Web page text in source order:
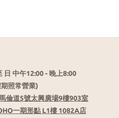
日 中午12:00 - 晚上8:00
照常營業)
倫道5號太興廣場9樓903室
一期形點 L1樓 1082A店